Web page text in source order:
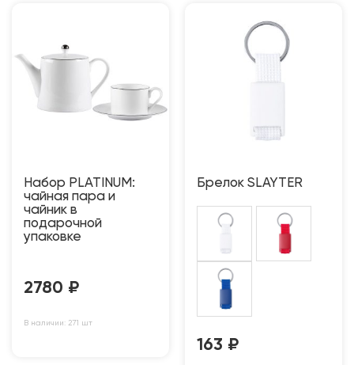
Набор PLATINUM:
чайная пара и
чайник в
подарочной
упаковке
2780 ₽
В наличии: 271 шт
Брелок SLAYTER
163 ₽